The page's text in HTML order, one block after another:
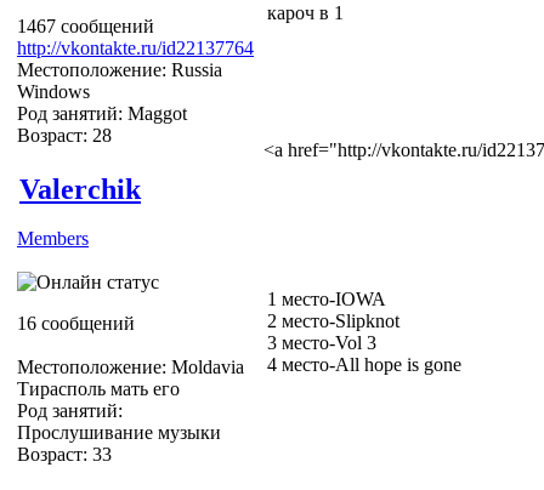
1467 сообщений
http://vkontakte.ru/id22137764
Местоположение: Russia
Windows
Род занятий: Maggot
Возраст: 28
кароч в 1
<a href="http://vkontakte.ru/
Valerchik
Members
16 сообщений
Местоположение: Moldavia
Тирасполь мать его
Род занятий:
Прослушивание музыки
Возраст: 33
1 место-IOWA
2 место-Slipknot
3 место-Vol 3
4 место-All hope is gone